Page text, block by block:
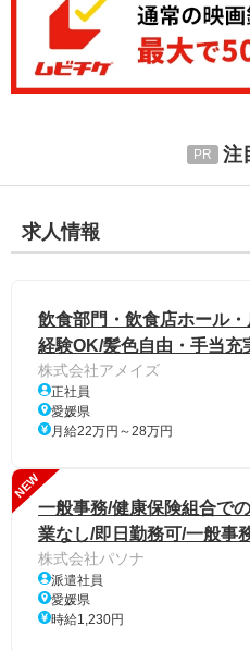
注
求人情報
飲食部門・飲食店ホール
経験OK/髪色自由・手当充
株式会社アメイズ
正社員
愛媛県
月給22万円～28万円
NEW
一般事務/健康保険組合で
業なし/即日勤務可/一般事
株式会社パソナ
派遣社員
愛媛県
時給1,230円